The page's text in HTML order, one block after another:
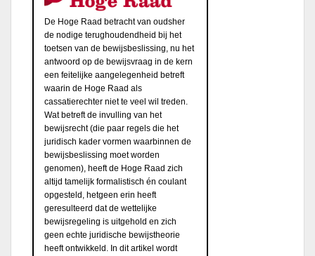
De Hoge Raad betracht van oudsher
de nodige terughoudendheid bij het
toetsen van de bewijsbeslissing, nu het
antwoord op de bewijsvraag in de kern
een feitelijke aangelegenheid betreft
waarin de Hoge Raad als
cassatierechter niet te veel wil treden.
Wat betreft de invulling van het
bewijsrecht (die paar regels die het
juridisch kader vormen waarbinnen de
bewijsbeslissing moet worden
genomen), heeft de Hoge Raad zich
altijd tamelijk formalistisch én coulant
opgesteld, hetgeen erin heeft
geresulteerd dat de wettelijke
bewijsregeling is uitgehold en zich
geen echte juridische bewijstheorie
heeft ontwikkeld. In dit artikel wordt